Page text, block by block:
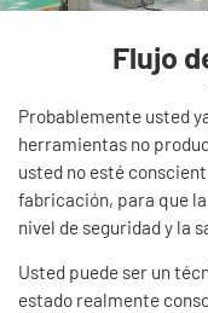
Flujo
Probablemente usted
herramientas no
usted no esté
fabricación, para que
nivel de seguridad y la
Usted puede ser un
estado realmente